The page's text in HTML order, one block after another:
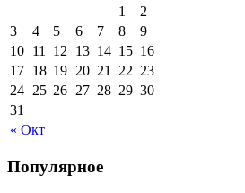
« Окт
1
2
3
4 5 6 7 8
9
10 11 12 13 14 15 16
17 18 19 20 21 22 23
24 25 26 27 28 29 30
31
Популярное